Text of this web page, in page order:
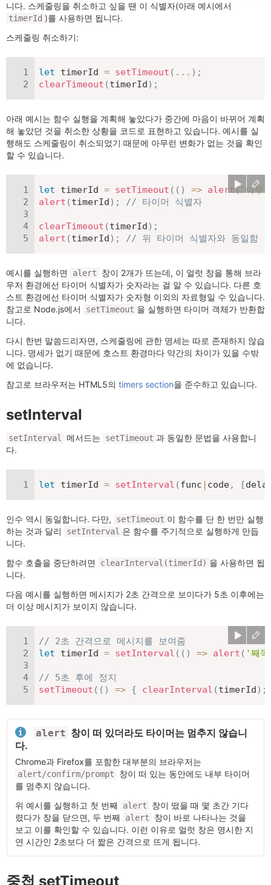
니다. 스케줄링을 취소하고 싶을 땐 이 식별자(아래 예시에서
timerId )를 사용하면 됩니다.
스케줄링 취소하기:
let timerId = setTimeout ( ... ) ;
clearTimeout (timerId) ;
아래 예시는 함수 실행을 계획해 놓았다가 중간에 마음이 바뀌어 계획
해 놓았던 것을 취소한 상황을 코드로 표현하고 있습니다. 예시를 실
행해도 스케줄링이 취소되었기 때문에 아무런 변화가 없는 것을 확인
할 수 있습니다.
let timerId = setTimeout ( ( ) => alert( "아무
alert (timerId) ; // 타이머 식별자
clearTimeout (timerId) ;
alert (timerId) ; // 위 타이머 식별자와 동일함
예시를 실행하면 alert
창이 2개가 뜨는데, 이 얼럿 창을 통해 브라
우저 환경에선 타이머 식별자가 숫자라는 걸 알 수 있습니다. 다른 호
스트 환경에선 타이머 식별자가 숫자형 이외의 자료형일 수 있습니다.
참고로 Node.js에서
setTimeout 을 실행하면 타이머 객체가 반환합
니다.
다시 한번 말씀드리자면, 스케줄링에 관한 명세는 따로 존재하지 않습
니다. 명세가 없기 때문에 호스트 환경마다 약간의 차이가 있을 수밖
에 없습니다.
참고로 브라우저는 HTML5의 timers section을 준수하고 있습니다.
setInterval
setInterval 메서드는 setTimeout 과 동일한 문법을 사용합니
다.
let timerId = setInterval (func | code, [
인수 역시 동일합니다. 다만, setTimeout 이 함수를 단 한 번만 실행
하는 것과 달리
setInterval 은 함수를 주기적으로 실행하게 만듭
니다.
함수 호출을 중단하려면
clearInterval(timerId) 을 사용하면 됩
니다.
다음 예시를 실행하면 메시지가 2초 간격으로 보이다가 5초 이후에는
더 이상 메시지가 보이지 않습니다.
// 2초 간격으로 메시지를 보여줌
let timerId = setInterval ( ( ) => alert ( '째
// 5초 후에 정지
setTimeout ( ( ) => { clearInterval (timerId) ;
alert 창이 떠 있더라도 타이머는 멈추지 않습니
다.
Chrome과 Firefox를 포함한 대부분의 브라우저는
alert/confirm/prompt
창이 떠 있는 동안에도 내부 타이머
를 멈추지 않습니다.
위 예시를 실행하고 첫 번째
alert
창이 떴을 때 몇 초간 기다
렸다가 창을 닫으면, 두 번째
alert
창이 바로 나타나는 것을
보고 이를 확인할 수 있습니다. 이런 이유로 얼럿 창은 명시한 지
연 시간인 2초보다 더 짧은 간격으로 뜨게 됩니다.
중첩 setTimeout